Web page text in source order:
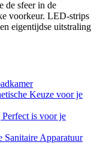
de sfeer in de
voorkeur. LED-strips
eigentijdse uitstraling
Keuze voor je
Perfect is voor je
Sanitaire Apparatuur